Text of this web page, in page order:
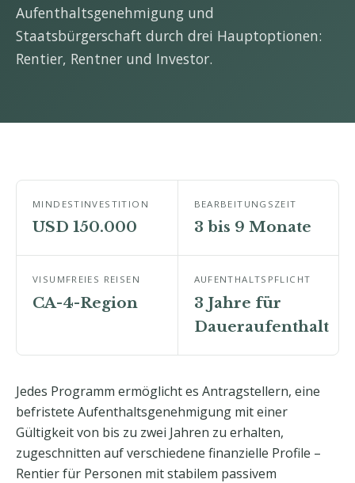
Aufenthaltsgenehmigung und
Staatsbürgerschaft durch drei Hauptoptionen:
Rentier, Rentner und Investor.
MINDESTINVESTITION
USD 150.000
BEARBEITUNGSZEIT
3 bis 9 Monate
VISUMFREIES REISEN
CA-4-Region
AUFENTHALTSPFLICHT
3 Jahre für
Daueraufenthalt
Jedes Programm ermöglicht es Antragstellern, eine
befristete Aufenthaltsgenehmigung mit einer
Gültigkeit von bis zu zwei Jahren zu erhalten,
zugeschnitten auf verschiedene finanzielle Profile –
Rentier für Personen mit stabilem passivem